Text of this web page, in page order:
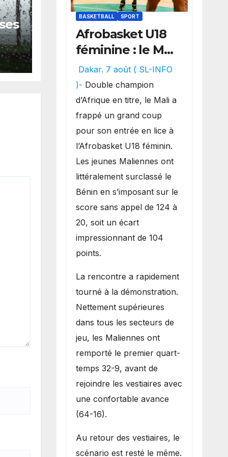
BASKETBALL SPORT
Afrobasket U18
féminine : le Mali
réalise un
véritable festival
offensif et
inflige une
lourde défaite
au Bénin.
Dakar. 7 août ( SL-INFO
)- Double champion
d’Afrique en titre, le Mali a
frappé un grand coup
pour son entrée en lice à
l’Afrobasket U18 féminin.
Les jeunes Maliennes ont
littéralement surclassé le
Bénin en s’imposant sur le
score sans appel de 124 à
20, soit un écart
impressionnant de 104
points.
La rencontre a rapidement
tourné à la démonstration.
Nettement supérieures
dans tous les secteurs de
jeu, les Maliennes ont
remporté le premier quart-
temps 32-9, avant de
rejoindre les vestiaires avec
une confortable avance
(64-16).
Au retour des vestiaires, le
scénario est resté le même.